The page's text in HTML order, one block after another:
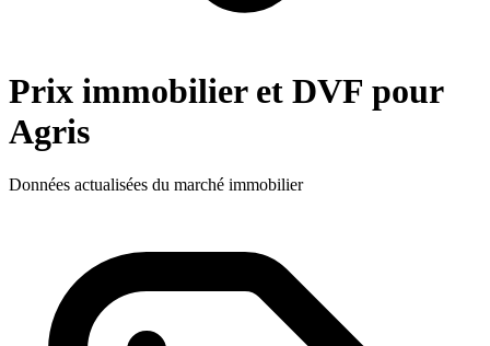
Prix immobilier et DVF pour
Agris
Données actualisées du marché immobilier